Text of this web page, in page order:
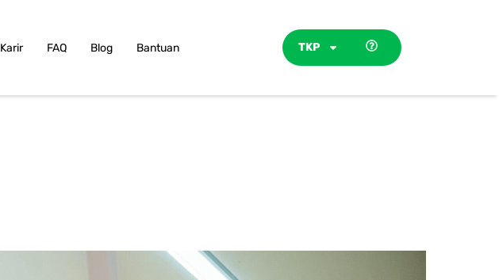
Karir FAQ Blog Bantuan TKP